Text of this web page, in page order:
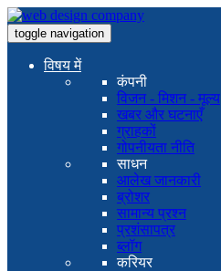
toggle navigation
विषय में
कंपनी
विजन - मिशन - मूल्य
खबर और घटनाएँ
ग्राहकों
गोपनीयता नीति
साधन
आलेख जानकारी
ब्रोशर
सामान्य प्रश्न
प्रशंसापत्र
ब्लॉग
करियर